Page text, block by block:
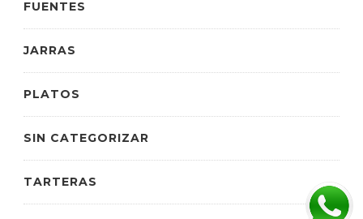
FUENTES
JARRAS
PLATOS
SIN CATEGORIZAR
TARTERAS